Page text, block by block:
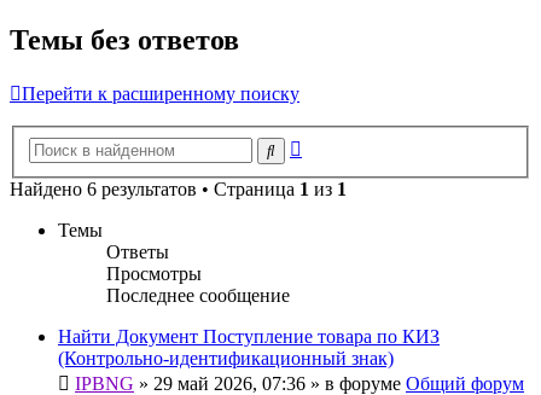
Темы без ответов
Перейти к расширенному поиску
Поиск
Найдено 6 результатов • Страница 1 из 1
Темы
Ответы
Просмотры
Последнее сообщение
Найти Документ Поступление товара по КИЗ
(Контрольно-идентификационный знак)
IPBNG » 29 май 2026, 07:36 » в форуме Общий форум